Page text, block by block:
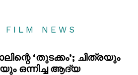
FILM NEWS
‘തുടക്കം’; ചിത്രയും
ഒന്നിച്ച ആദ്യ